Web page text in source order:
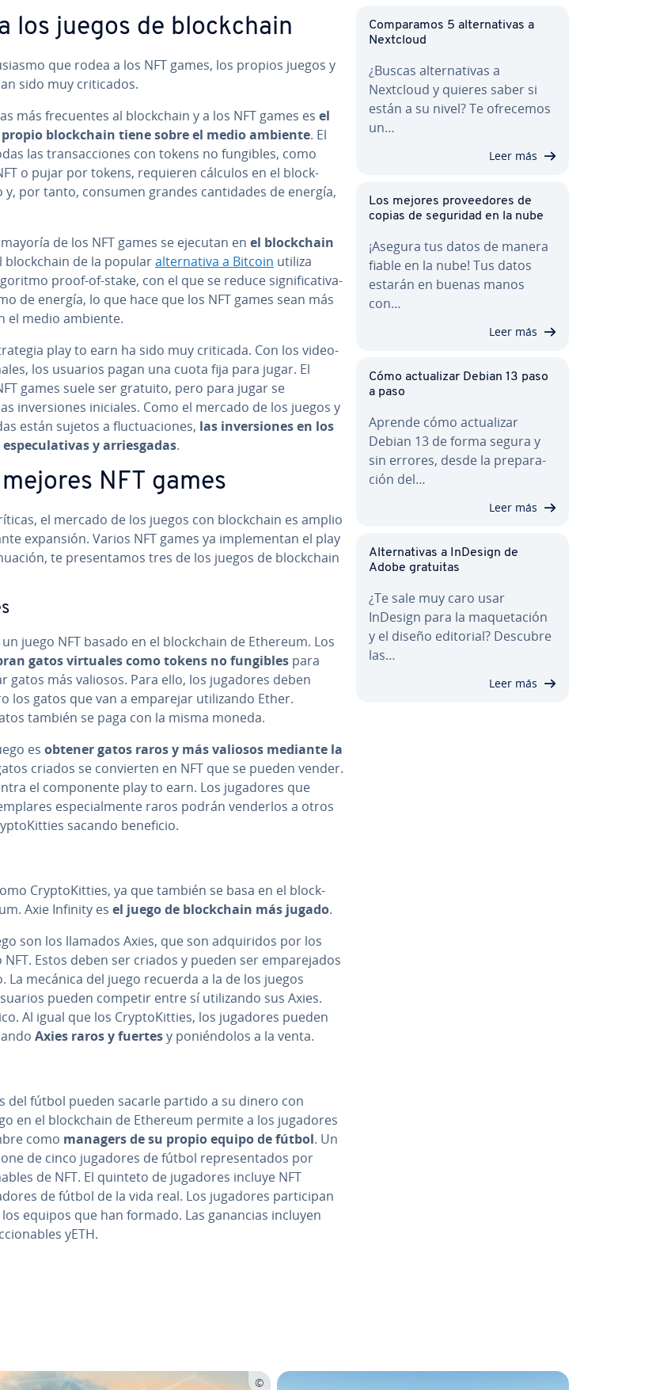
los juegos de blo­c­k­chain
que rodea a los NFT games, los propios juegos y
sido muy cri­ti­ca­dos.
más fre­cue­n­tes al blo­c­k­chain y a los NFT games es el
blo­c­k­chain tiene sobre el medio ambiente. El
las tra­n­sac­cio­nes con tokens no fungibles, como
o pujar por tokens, requieren cálculos en el blo­c­k­
y, por tanto, consumen grandes ca­n­ti­da­des de energía,
de los NFT games se ejecutan en el blo­c­k­chain
blo­c­k­chain de la popularal­te­r­na­ti­va a Bitcoin utiliza
proof-of-stake, con el que se reduce si­g­ni­fi­ca­ti­va­
de energía, lo que hace que los NFT games sean más
el medio ambiente.
play to earn ha sido muy criticada. Con los vi­deo­
los usuarios pagan una cuota fija para jugar. El
games suele ser gratuito, pero para jugar se
in­ve­r­sio­nes iniciales. Como el mercado de los juegos y
están sujetos a flu­c­tua­cio­nes, las in­ve­r­sio­nes en los
es­pe­cu­la­ti­vas y arrie­s­ga­das.
NFT games
el mercado de los juegos con blo­c­k­chain es amplio
expansión. Varios NFT games ya im­ple­me­n­tan el play
te pre­se­n­ta­mos tres de los juegos de blo­c­k­chain
un juego NFT basado en el blo­c­k­chain de Ethereum. Los
gatos virtuales como tokens no fungibles para
gatos más valiosos. Para ello, los jugadores deben
los gatos que van a emparejar uti­li­za­n­do Ether.
también se paga con la misma moneda.
es obtener gatos raros y más valiosos mediante la
criados se co­n­vie­r­ten en NFT que se pueden vender.
el co­m­po­ne­n­te play to earn. Los jugadores que
es­pe­cia­l­me­n­te raros podrán venderlos a otros
sacando beneficio.
Cr­y­p­to­Ki­t­ties, ya que también se basa en el blo­c­k­
Axie Infinity es el juego de blo­c­k­chain más jugado.
son los llamados Axies, que son ad­qui­ri­dos por los
Estos deben ser criados y pueden ser em­pa­re­ja­dos
La mecánica del juego recuerda a la de los juegos
pueden competir entre sí uti­li­za­n­do sus Axies.
Al igual que los Cr­y­p­to­Ki­t­ties, los jugadores pueden
Axies raros y fuertesy po­nié­n­do­los a la venta.
del fútbol pueden sacarle partido a su dinero con
en el blo­c­k­chain de Ethereum permite a los jugadores
como managers de su propio equipo de fútbol. Un
de cinco jugadores de fútbol re­pre­se­n­ta­dos por
de NFT. El quinteto de jugadores incluye NFT
de fútbol de la vida real. Los jugadores pa­r­ti­ci­pan
equipos que han formado. Las ganancias incluyen
yETH.
Co­m­pa­ra­mos 5 al­te­r­na­ti­vas a
Nextcloud
¿Buscas al­te­r­na­ti­vas a
Nextcloud y quieres saber si
están a su nivel? Te ofrecemos
un…
Leer más
Los mejores pro­vee­do­res de
copias de seguridad en la nube
¡Asegura tus datos de manera
fiable en la nube! Tus datos
estarán en buenas manos
con…
Leer más
Cómo ac­tua­li­zar Debian 13 paso
a paso
Aprende cómo ac­tua­li­zar
Debian 13 de forma segura y
sin errores, desde la pre­pa­ra­
ción del…
Leer más
Al­te­r­na­ti­vas a InDesign de
Adobe gratuitas
¿Te sale muy caro usar
InDesign para la ma­que­ta­ción
y el diseño editorial? Descubre
las…
Leer más